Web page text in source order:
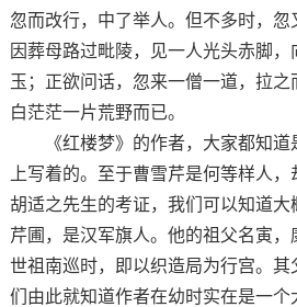
忽而改行，中了举人。但不多时，
因葬母路过毗陵，见一人光头赤脚
玉；正欲问话，忽来一僧一道，拉
白茫茫一片荒野而已。
《红楼梦》的作者，大家都知道
上写着的。至于曹雪芹是何等样人
胡适之先生的考证，我们可以知道
芹圃，是汉军旗人。他的祖父名寅
世祖南巡时，即以织造局为行宫。
们由此就知道作者在幼时实在是一个